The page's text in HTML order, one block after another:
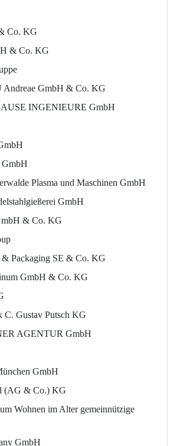
Co. KG
& Co. KG
GmbH & Co. KG
INGENIEURE GmbH
GmbH
Plasma und Maschinen GmbH
GmbH
& Co. KG
& Packaging SE & Co. KG
GmbH & Co. KG
Gustav Putsch KG
AGENTUR GmbH
GmbH
(AG & Co.) KG
Wohnen im Alter gemeinnützige
GmbH